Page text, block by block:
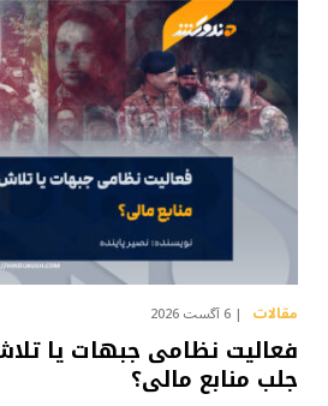
مقالات 6 آگست 2026
فعالیت نظامی جبهات یا
جلب منابع مالی؟